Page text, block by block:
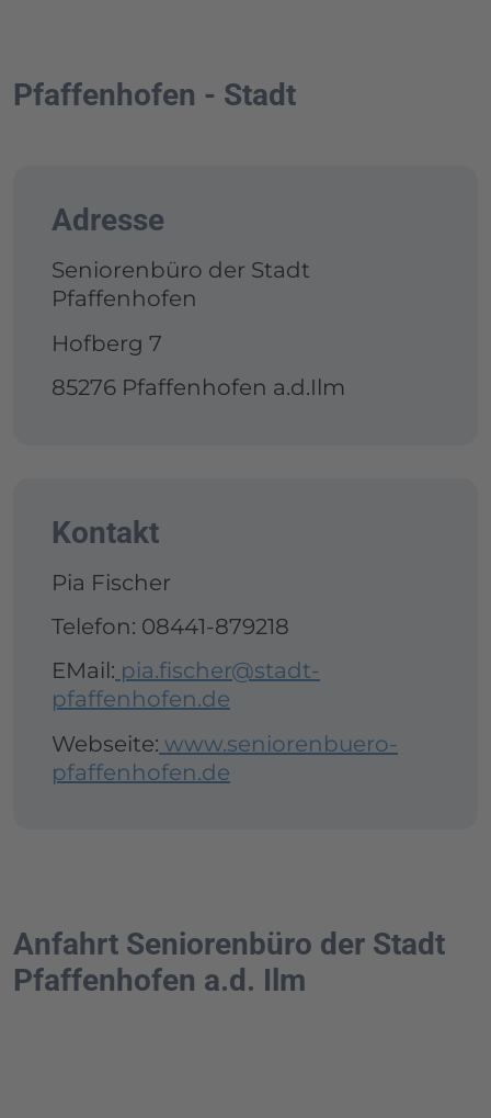
Pfaffenhofen - Stadt
Adresse
Seniorenbüro der Stadt
Pfaffenhofen
Hofberg 7
85276 Pfaffenhofen a.d.Ilm
Kontakt
Pia Fischer
Telefon: 08441-879218
EMail: pia.fischer@stadt-
pfaffenhofen.de
Webseite: www.seniorenbuero-
pfaffenhofen.de
Anfahrt Seniorenbüro der Stadt
Pfaffenhofen a.d. Ilm